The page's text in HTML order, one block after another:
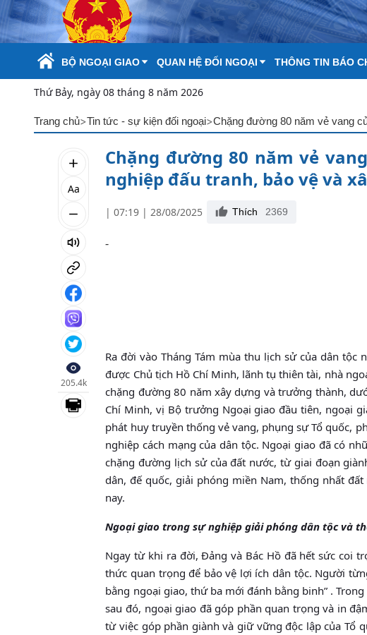
Skip to Main Content
BỘ NGOẠI GIAO QUAN HỆ ĐỐI NGOẠI THÔNG TIN BÁO
Thứ Bảy, ngày 08 tháng 8 năm 2026
Trang chủ>Tin tức - sự kiện đối ngoại>
Aa
205.4k
Chặng đường 80 năm vẻ
nghiệp đấu tranh, bảo vệ và
| 07:19 | 28/08/2025 Thích 2369
-
Ra đời vào Tháng Tám mùa thu lịch sử của dân
được Chủ tịch Hồ Chí Minh, lãnh tụ thiên tài, nhà
chặng đường 80 năm xây dựng và trưởng thành,
Chí Minh, vị Bộ trưởng Ngoại giao đầu tiên, ngoại
phát huy truyền thống vẻ vang, phụng sự Tổ quốc,
nghiệp cách mạng của dân tộc. Ngoại giao đã có
chặng đường lịch sử của đất nước, từ giai đoạn
dân, đế quốc, giải phóng miền Nam, thống nhất
nay.
Ngoại giao trong sự nghiệp giải phóng dân tộc và
Ngay từ khi ra đời, Đảng và Bác Hồ đã hết sức coi
thức quan trọng để bảo vệ lợi ích dân tộc. Người
bằng ngoại giao, thứ ba mới đánh bằng binh” .
sau đó, ngoại giao đã góp phần quan trọng và in
từ việc góp phần giành và giữ vững độc lập của Tổ